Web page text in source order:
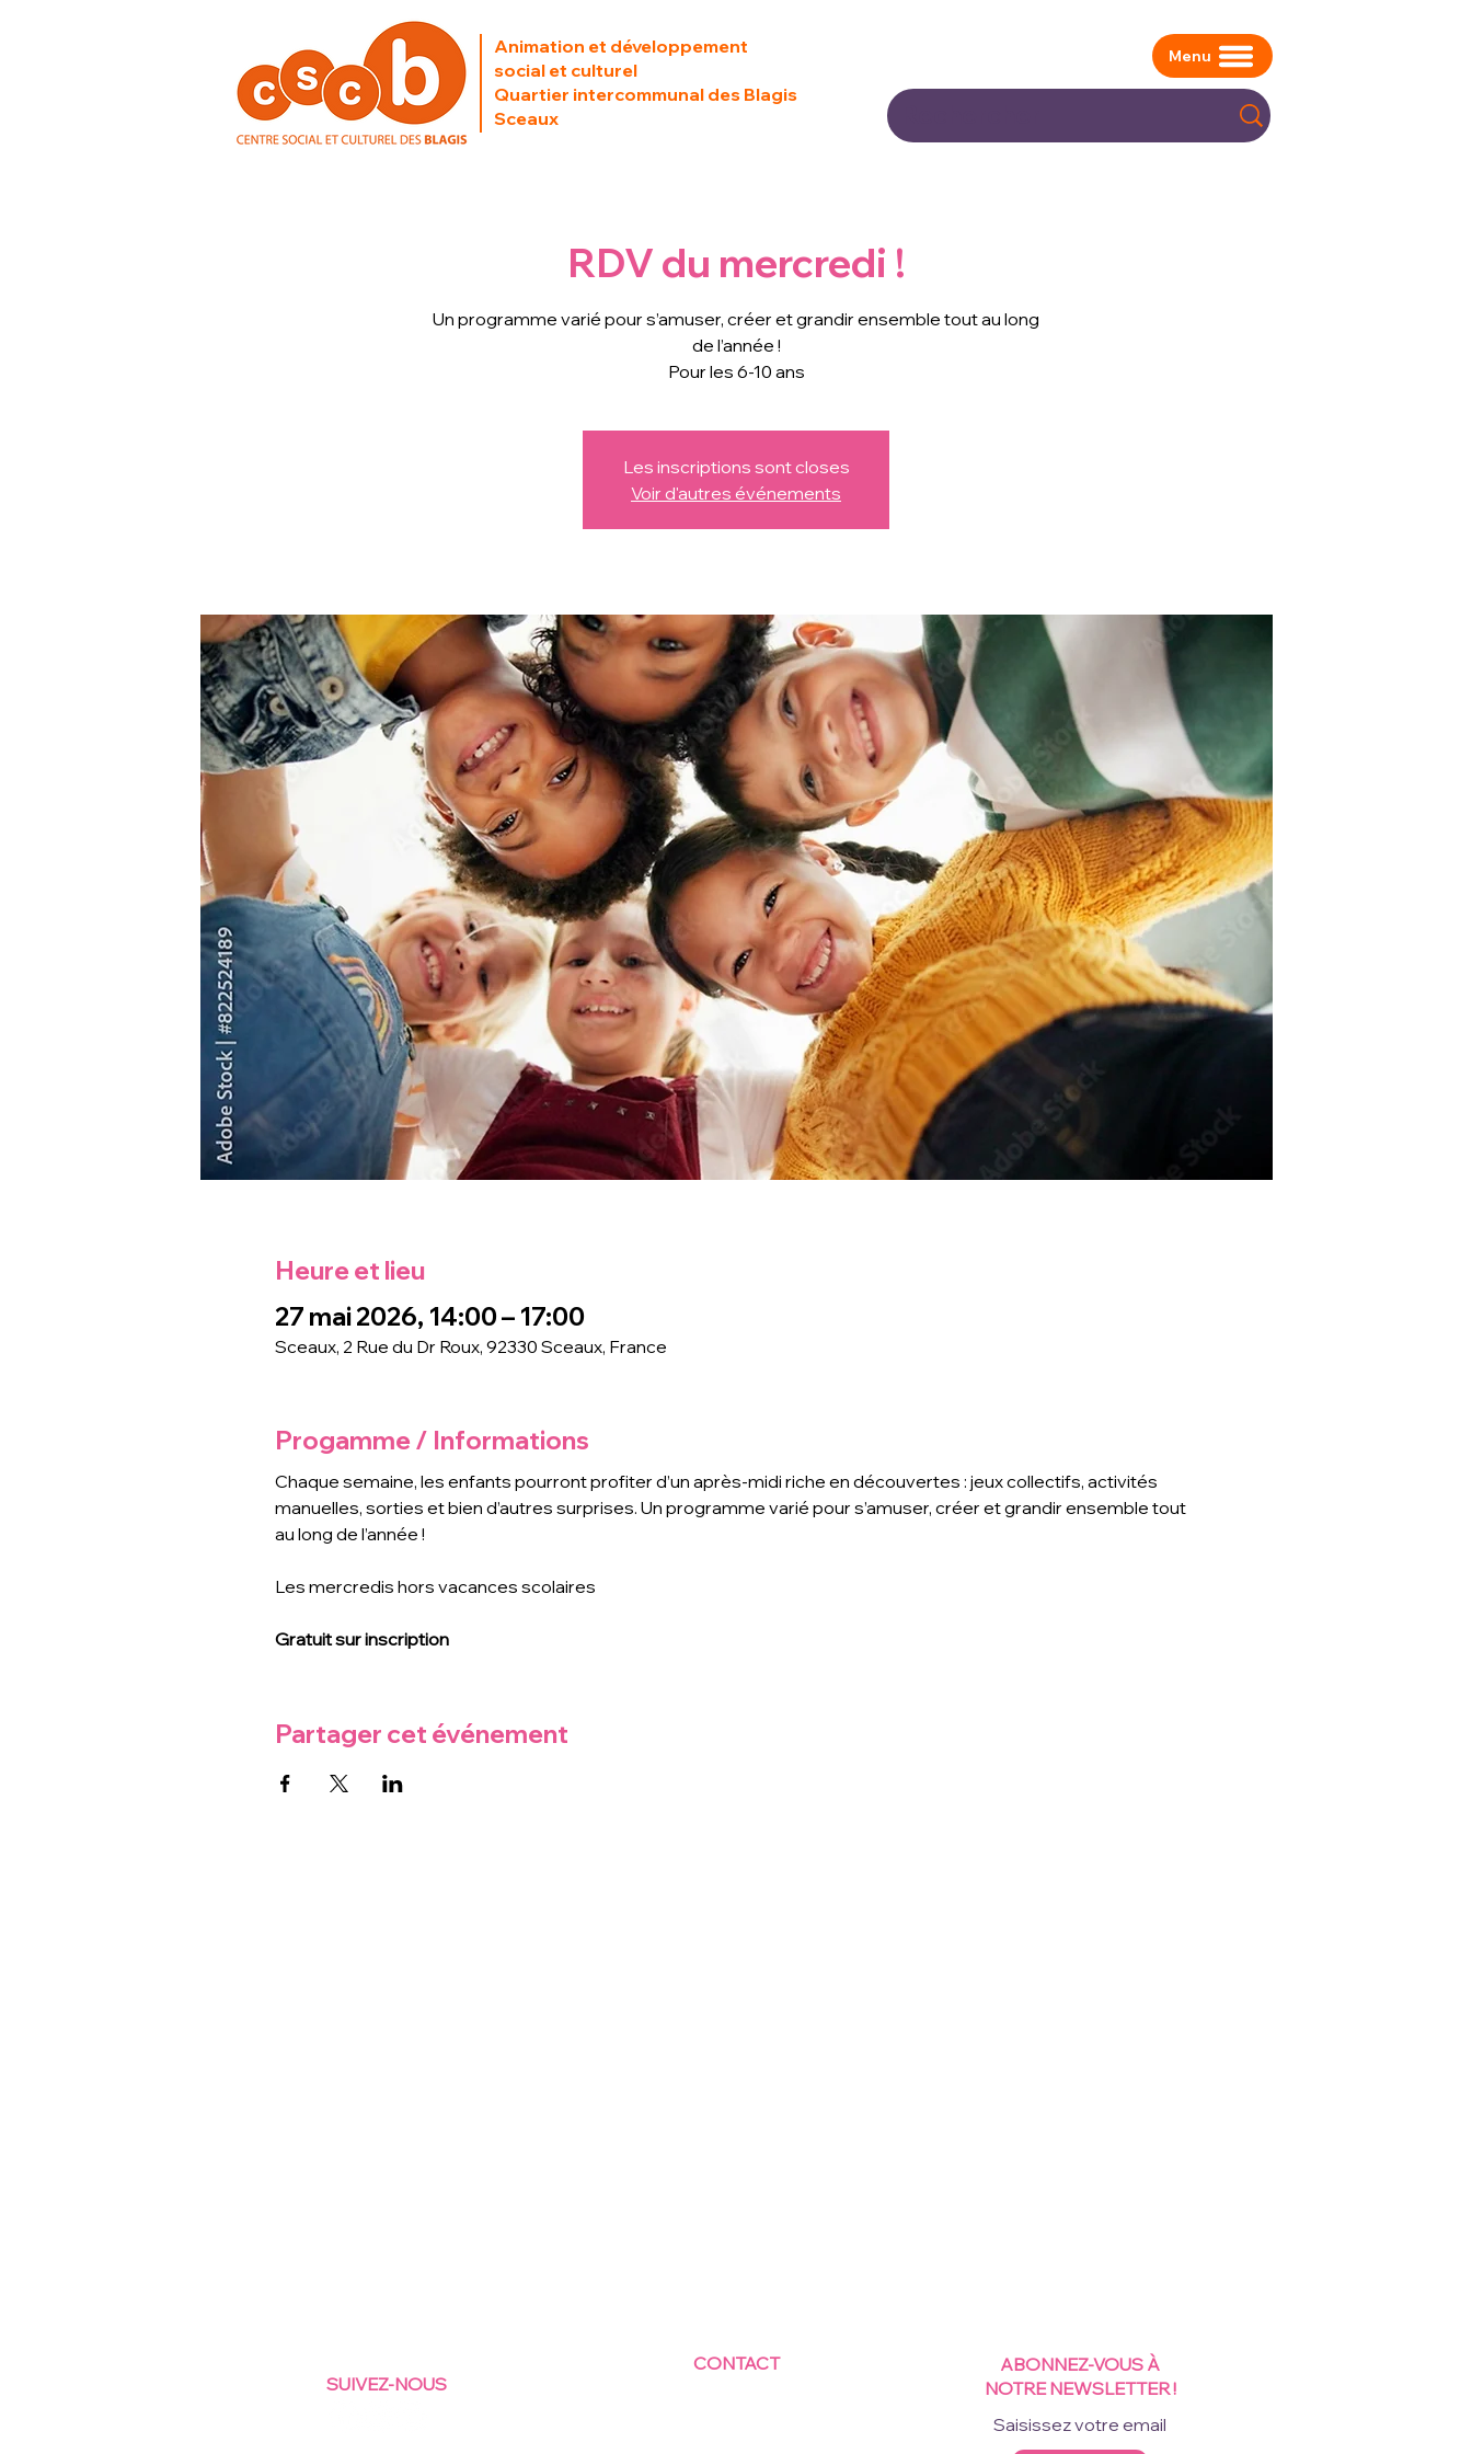
Animation et développement
social et culturel
Quartier intercommunal des Blagis
Sceaux
Menu
RDV du mercredi !
Un programme varié pour s’amuser, créer et grandir ensemble tout au long
de l’année !
Pour les 6-10 ans
Les inscriptions sont closes
Voir d'autres événements
Heure et lieu
27 mai 2026, 14:00 – 17:00
Sceaux, 2 Rue du Dr Roux, 92330 Sceaux, France
Progamme / Informations
Chaque semaine, les enfants pourront profiter d’un après-midi riche en découvertes : jeux collectifs, activités
manuelles, sorties et bien d’autres surprises. Un programme varié pour s’amuser, créer et grandir ensemble tout
au long de l’année !
Les mercredis hors vacances scolaires
Gratuit sur inscription
Partager cet événement
SUIVEZ-NOUS
CONTACT
ABONNEZ-VOUS À
NOTRE NEWSLETTER !